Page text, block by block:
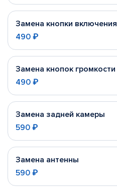
Замена кнопки включения
490 ₽
Замена кнопок громкости
490 ₽
Замена задней камеры
590 ₽
Замена антенны
590 ₽